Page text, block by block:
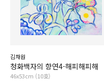
김채원
청화백자의 향연4-해피해피해
46x53cm (10호)